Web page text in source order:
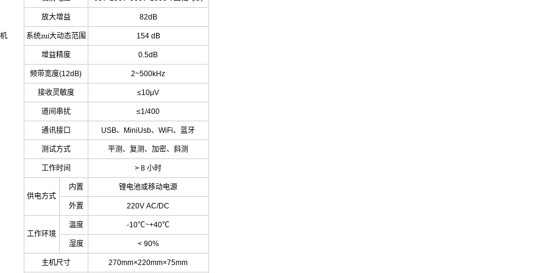
放大增益 82dB
系统zui大动态范围 154 dB
增益精度 0.5dB
频带宽度(12dB) 2~500kHz
接收灵敏度 ≤10μV
道间串扰 ≤1/400
通讯接口 USB、 MiniUsb、WiFi、蓝牙
测试方式 平测、复测、加密、斜测
工作时间 > 8小时
供电方式
内置 锂电池或移动电源
外置 220V AC/DC
工作环境
温度 -10℃~+40℃
湿度 < 90%
主机尺寸 270mm×220mm×75mm